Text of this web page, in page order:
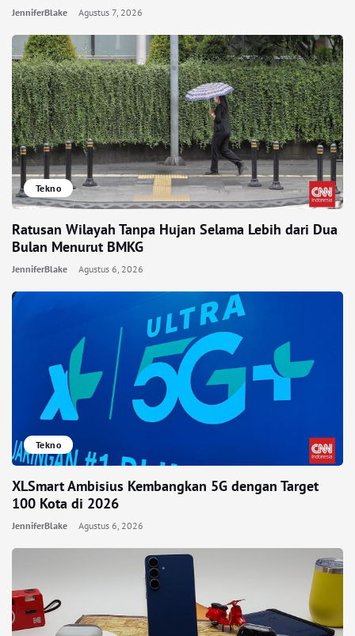
JenniferBlake Agustus 7, 2026
Tekno
Ratusan Wilayah Tanpa Hujan Selama Lebih dari Dua
Bulan Menurut BMKG
JenniferBlake Agustus 6, 2026
Tekno
XLSmart Ambisius Kembangkan 5G dengan Target
100 Kota di 2026
JenniferBlake Agustus 6, 2026